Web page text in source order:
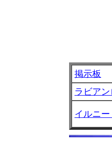
掲示板
ラビア
イルニー